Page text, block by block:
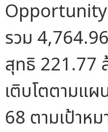
Opportunity
รวม
สุทธิ 221.77
เติบโตตามแ
68 ตามเป้าหม